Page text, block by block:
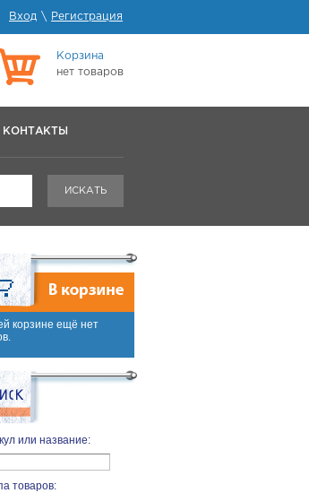
Вход \ Регистрация
Корзина
нет товаров
КОНТАКТЫ
ИСКАТЬ
корзине ещё нет
или название:
товаров: